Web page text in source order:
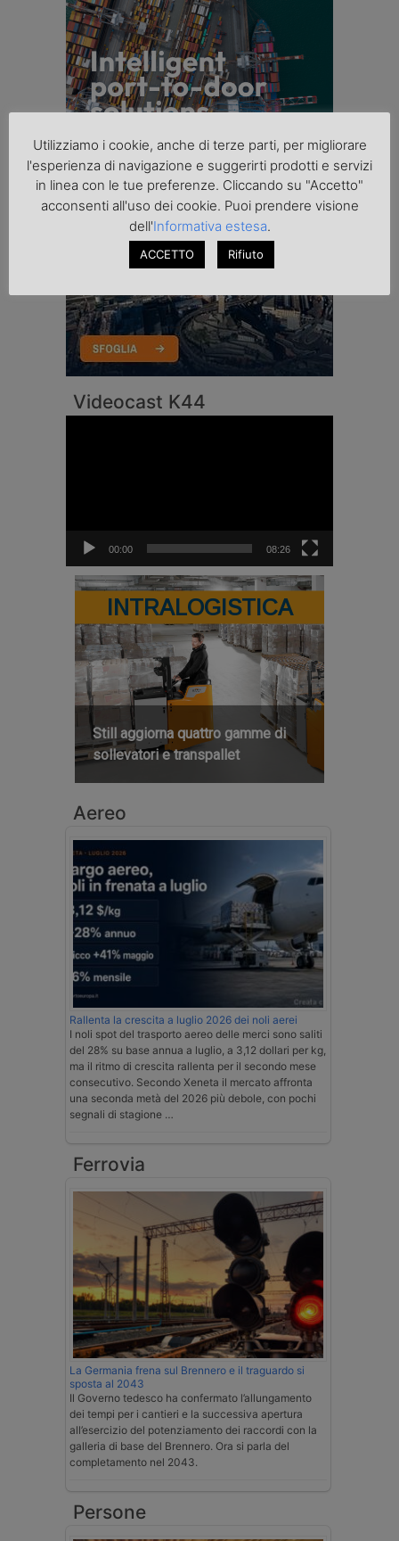
Videocast K44
00:00 08:26
INTRALOGISTICA
Still aggiorna quattro gamme di
sollevatori e transpallet
Aereo
Rallenta la crescita a luglio 2026 dei noli aerei
I noli spot del trasporto aereo delle merci sono saliti
del 28% su base annua a luglio, a 3,12 dollari per kg,
ma il ritmo di crescita rallenta per il secondo mese
consecutivo. Secondo Xeneta il mercato affronta
una seconda metà del 2026 più debole, con pochi
segnali di stagione …
Ferrovia
La Germania frena sul Brennero e il traguardo si
sposta al 2043
Il Governo tedesco ha confermato l’allungamento
dei tempi per i cantieri e la successiva apertura
all’esercizio del potenziamento dei raccordi con la
galleria di base del Brennero. Ora si parla del
completamento nel 2043.
Persone
Utilizziamo i cookie, anche di terze parti, per migliorare
l'esperienza di navigazione e suggerirti prodotti e servizi
in linea con le tue preferenze. Cliccando su "Accetto"
acconsenti all'uso dei cookie. Puoi prendere visione
dell'Informativa estesa.
ACCETTO Rifiuto